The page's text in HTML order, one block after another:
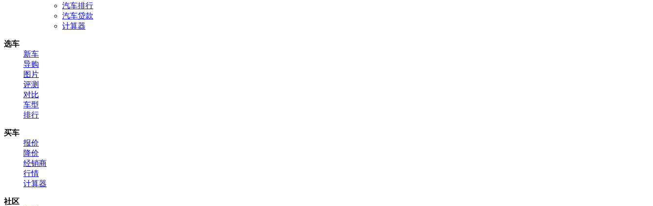
汽车排行
汽车贷款
计算器
选车
新车
导购
图片
评测
对比
车型
排行
买车
报价
降价
经销商
行情
计算器
社区